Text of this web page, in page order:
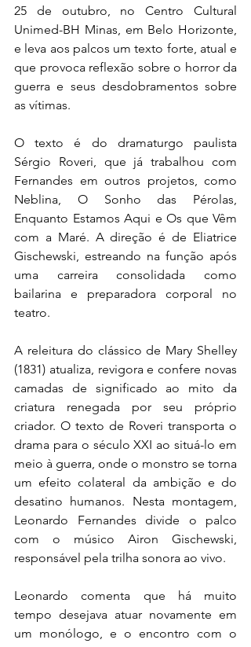
25 de outubro, no Centro Cultural
Unimed-BH Minas, em Belo Horizonte,
e leva aos palcos um texto forte, atual e
que provoca reflexão sobre o horror da
guerra e seus desdobramentos sobre
as vítimas.
O texto é do dramaturgo paulista
Sérgio Roveri, que já trabalhou com
Fernandes em outros projetos, como
Neblina, O Sonho das Pérolas,
Enquanto Estamos Aqui e Os que Vêm
com a Maré. A direção é de Eliatrice
Gischewski, estreando na função após
uma carreira consolidada como
bailarina e preparadora corporal no
teatro.
A releitura do clássico de Mary Shelley
(1831) atualiza, revigora e confere novas
camadas de significado ao mito da
criatura renegada por seu próprio
criador. O texto de Roveri transporta o
drama para o século XXI ao situá-lo em
meio à guerra, onde o monstro se torna
um efeito colateral da ambição e do
desatino humanos. Nesta montagem,
Leonardo Fernandes divide o palco
com o músico Airon Gischewski,
responsável pela trilha sonora ao vivo.
Leonardo comenta que há muito
tempo desejava atuar novamente em
um monólogo, e o encontro com o